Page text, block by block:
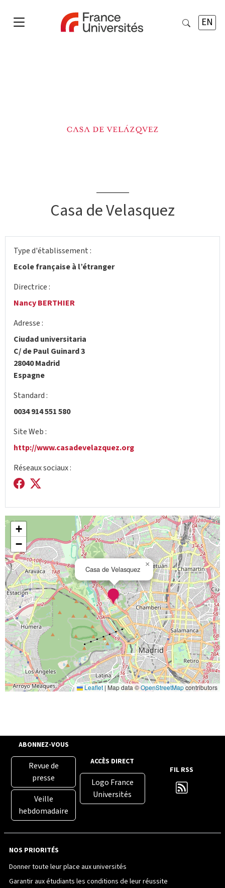
EN
Casa de Velasquez
Type d'établissement :
Ecole française à l’étranger
Directrice :
Nancy BERTHIER
Adresse :
Ciudad universitaria
C/ de Paul Guinard 3
28040 Madrid
Espagne
Standard :
0034 914 551 580
Site Web :
http://www.casadevelazquez.org
Réseaux sociaux :
Casa de Velasquez
×
+
−
Leaflet | Map data ©OpenStreetMapcontributors
ABONNEZ-VOUS
Revue de
presse
Veille
hebdomadaire
ACCÈS DIRECT
Logo France
Universités
FIL RSS
NOS PRIORITÉS
Donner toute leur place aux universités
Garantir aux étudiants les conditions de leur réussite